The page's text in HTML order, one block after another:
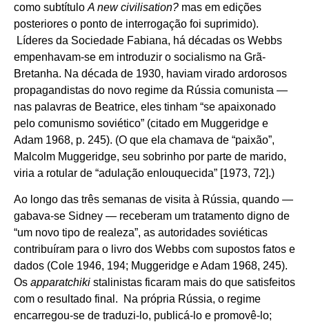
como subtítulo A new civilisation? mas em edições
posteriores o ponto de interrogação foi suprimido).
Líderes da Sociedade Fabiana, há décadas os Webbs
empenhavam-se em introduzir o socialismo na Grã-
Bretanha. Na década de 1930, haviam virado ardorosos
propagandistas do novo regime da Rússia comunista —
nas palavras de Beatrice, eles tinham “se apaixonado
pelo comunismo soviético” (citado em Muggeridge e
Adam 1968, p. 245). (O que ela chamava de “paixão”,
Malcolm Muggeridge, seu sobrinho por parte de marido,
viria a rotular de “adulação enlouquecida” [1973, 72].)
Ao longo das três semanas de visita à Rússia, quando —
gabava-se Sidney — receberam um tratamento digno de
“um novo tipo de realeza”, as autoridades soviéticas
contribuíram para o livro dos Webbs com supostos fatos e
dados (Cole 1946, 194; Muggeridge e Adam 1968, 245).
Os apparatchiki stalinistas ficaram mais do que satisfeitos
com o resultado final. Na própria Rússia, o regime
encarregou-se de traduzi-lo, publicá-lo e promovê-lo;